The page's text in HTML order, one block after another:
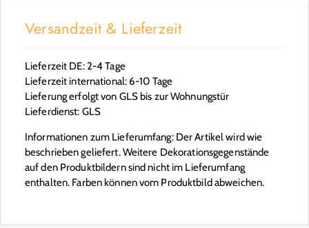
Versandzeit & Lieferzeit
Lieferzeit DE: 2-4 Tage
Lieferzeit international: 6-10 Tage
Lieferung erfolgt von GLS bis zur Wohnungstür
Lieferdienst: GLS
Informationen zum Lieferumfang: Der Artikel wird wie
beschrieben geliefert. Weitere Dekorationsgegenstände
auf den Produktbildern sind nicht im Lieferumfang
enthalten. Farben können vom Produktbild abweichen.